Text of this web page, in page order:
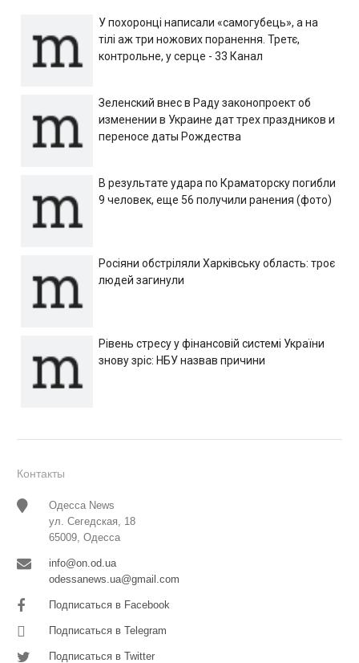
У похоронці написали «самогубець», а на
тілі аж три ножових поранення. Третє,
контрольне, у серце - 33 Канал
Зеленский внес в Раду законопроект об
изменении в Украине дат трех праздников и
переносе даты Рождества
В результате удара по Краматорску погибли
9 человек, еще 56 получили ранения (фото)
Росіяни обстріляли Харківську область: троє
людей загинули
Рівень стресу у фінансовій системі України
знову зріс: НБУ назвав причини
Контакты
Одесса News
ул. Сегедская, 18
65009, Одесса
info@on.od.ua
odessanews.ua@gmail.com
Подписаться в Facebook
Подписаться в Telegram
Подписаться в Twitter